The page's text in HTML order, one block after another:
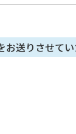
送りさせて